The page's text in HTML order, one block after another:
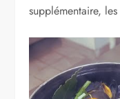
supplémentaire,